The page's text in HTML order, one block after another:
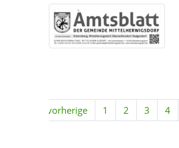
vorherige 1 2 3 4